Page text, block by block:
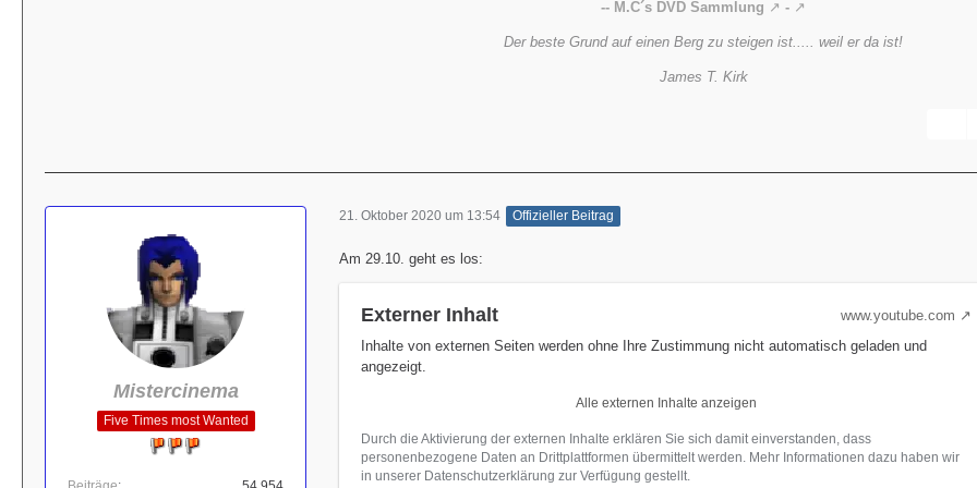
-- M.C´s DVD Sammlung -
Der beste Grund auf einen Berg zu steigen ist..... weil er da ist!
James T. Kirk
Mistercinema
Five Times most Wanted
21. Oktober 2020 um 13:54 Offizieller Beitrag
Am 29.10. geht es los:
Externer Inhalt
www.youtube.com
Inhalte von externen Seiten werden ohne Ihre Zustimmung nicht automatisch geladen und
angezeigt.
Alle externen Inhalte anzeigen
Durch die Aktivierung der externen Inhalte erklären Sie sich damit einverstanden, dass
personenbezogene Daten an Drittplattformen übermittelt werden. Mehr Informationen dazu haben wir
in unserer Datenschutzerklärung zur Verfügung gestellt.